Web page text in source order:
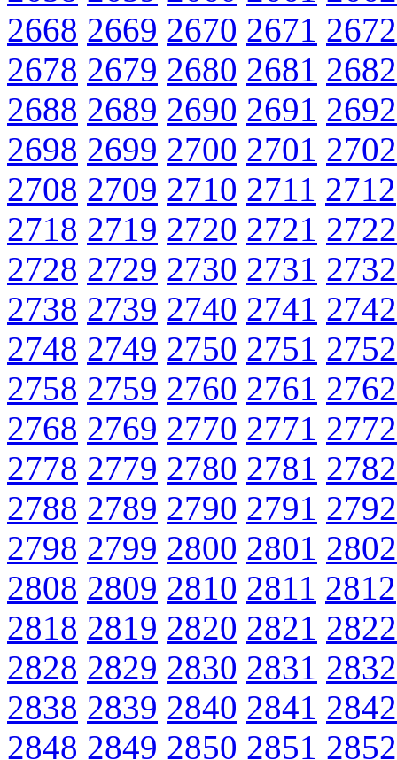
2668 2669 2670 2671 2672
2678 2679 2680 2681 2682
2688 2689 2690 2691 2692
2698 2699 2700 2701 2702
2708 2709 2710 2711 2712
2718 2719 2720 2721 2722
2728 2729 2730 2731 2732
2738 2739 2740 2741 2742
2748 2749 2750 2751 2752
2758 2759 2760 2761 2762
2768 2769 2770 2771 2772
2778 2779 2780 2781 2782
2788 2789 2790 2791 2792
2798 2799 2800 2801 2802
2808 2809 2810 2811 2812
2818 2819 2820 2821 2822
2828 2829 2830 2831 2832
2838 2839 2840 2841 2842
2848 2849 2850 2851 2852